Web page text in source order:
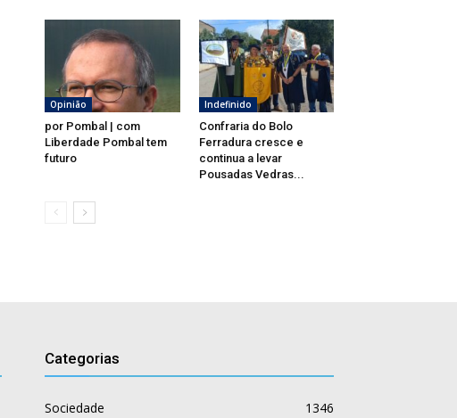
Opinião
por Pombal | com
Liberdade Pombal tem
futuro
Indefinido
Confraria do Bolo
Ferradura cresce e
continua a levar
Pousadas Vedras...
Categorias
Sociedade
1346